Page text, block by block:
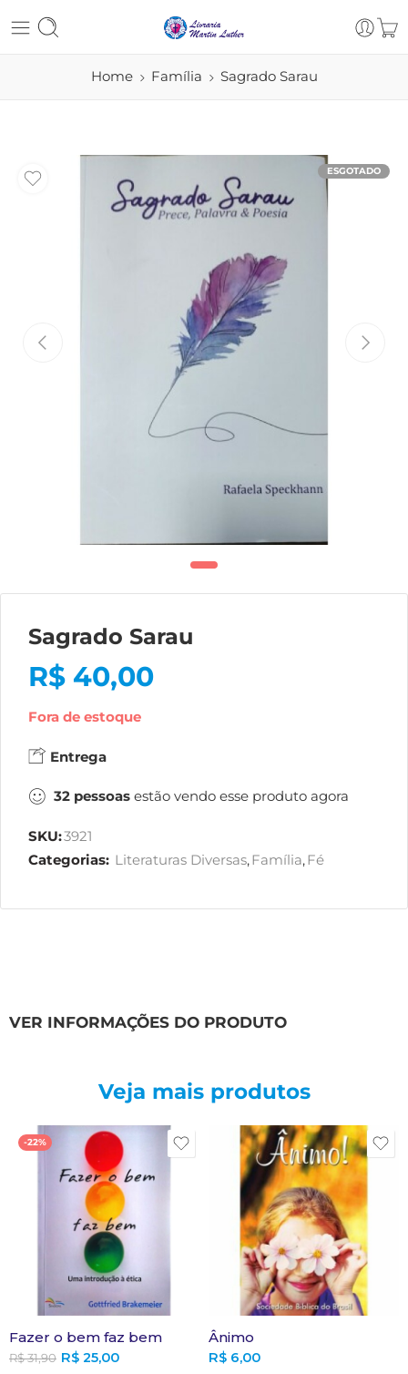
Home Família Sagrado Sarau
ESGOTADO
Sagrado Sarau
R$ 40,00
Fora de estoque
Entrega
32 pessoas estão vendo esse produto agora
SKU:3921
Categorias: Literaturas Diversas,Família,Fé
VER INFORMAÇÕES DO PRODUTO
Veja mais produtos
-22%
Fazer o bem faz bem
R$31,90 R$ 25,00
Ânimo
R$ 6,00